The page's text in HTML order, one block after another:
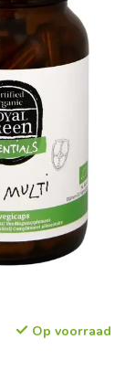
Op voorraad